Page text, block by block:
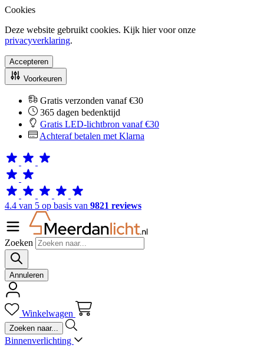
Cookies
Deze website gebruikt cookies. Kijk hier voor onze
privacyverklaring.
Accepteren
Voorkeuren
Gratis verzonden vanaf €30
365 dagen bedenktijd
Gratis LED-lichtbron vanaf €30
Achteraf betalen met Klarna
4.4 van 5 op basis van 9821 reviews
Zoeken
Annuleren
Winkelwagen
Binnenverlichting